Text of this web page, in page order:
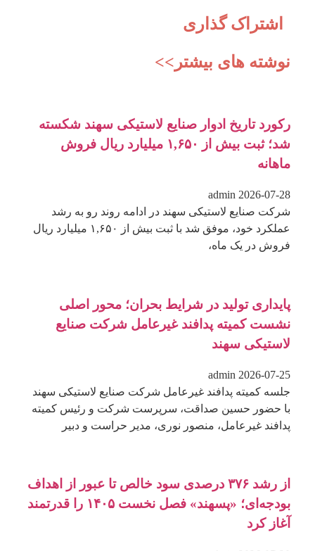
اشتراک گذاری
نوشته های بیشتر>>
رکورد تاریخ ادوار صنایع لاستیکی سهند شکسته
شد؛ ثبت بیش از ۱,۶۵۰ میلیارد ریال فروش
ماهانه
admin 2026-07-28
شرکت صنایع لاستیکی سهند در ادامه روند رو به رشد
عملکرد خود، موفق شد با ثبت بیش از ۱,۶۵۰ میلیارد ریال
فروش در یک ماه،
پایداری تولید در شرایط بحران؛ محور اصلی
نشست کمیته پدافند غیرعامل شرکت صنایع
لاستیکی سهند
admin 2026-07-25
جلسه کمیته پدافند غیرعامل شرکت صنایع لاستیکی سهند
با حضور حسین صداقت، سرپرست شرکت و رئیس کمیته
پدافند غیرعامل، منصور نوری، مدیر حراست و دبیر
از رشد ۳۷۶ درصدی سود خالص تا عبور از اهداف
بودجه‌ای؛ «پسهند» فصل نخست ۱۴۰۵ را قدرتمند
آغاز کرد